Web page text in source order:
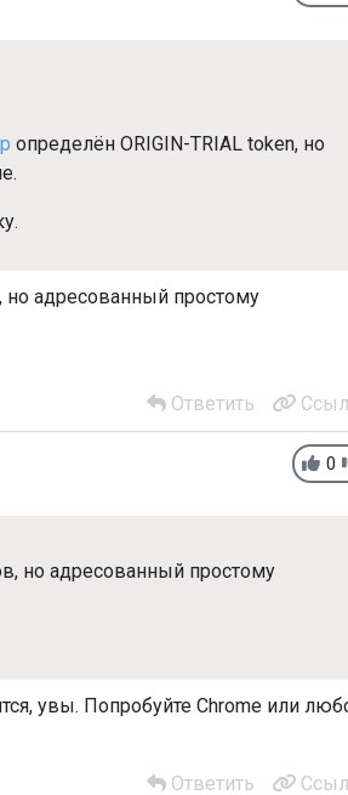
определён ORIGIN-TRIAL token, но
адресованный простому
Ответить
0
но адресованный простому
увы. Попробуйте Chrome или
Ответить